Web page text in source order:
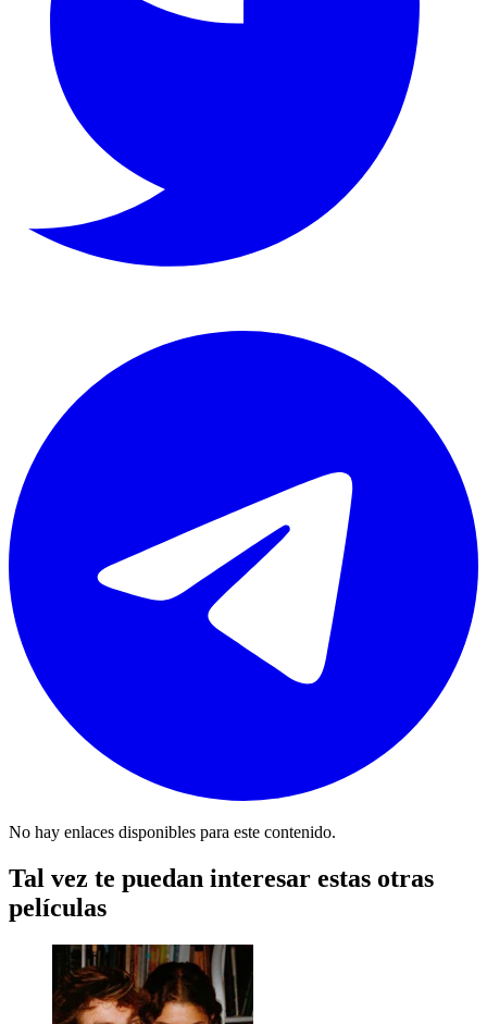
No hay enlaces disponibles para este contenido.
Tal vez te puedan interesar estas otras
películas